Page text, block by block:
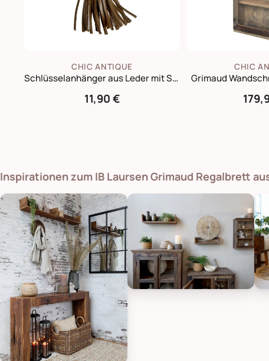
CHIC ANTIQUE
Schlüsselanhänger aus Leder mit Spruch
11,90 €
CHIC
Grimaud
Inspirationen zum IB Laursen Grimaud Regalbrett
Chic Antique Grimaud